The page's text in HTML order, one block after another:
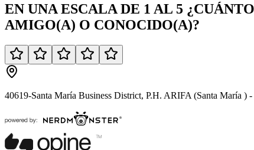
EN UNA ESCALA DE 1 AL 5
AMIGO(A) O CONOCIDO(A)?
40619-Santa María Business District, P.H. ARIFA (Santa María )